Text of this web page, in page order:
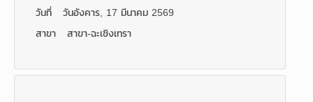
วันที่
วันอังคาร, 17 มีนาคม 2569
สาขา
สาขา-ฉะเชิงเทรา